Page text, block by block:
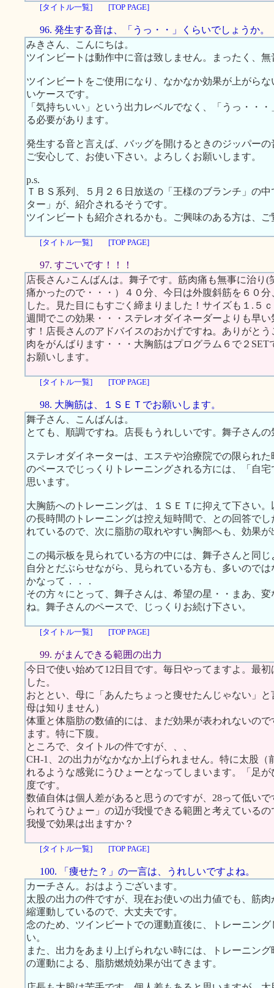
[タイトル一覧] [TOP PAGE]
96. 発生する音は、「うっ・・」くらいでしょうか。
みきさん、こんにちは。
ツインビートは動作中に音は致しません。まったく、
ツインビートをご使用になり、なかなか効果が上がら
いケースです。
「気持ちいい」という出力レベルでなく、「うっ・・
る必要があります。
発生する音と言えば、バッグを開けるときのジッパー
ご安心して、お使い下さい。よろしくお願いします。
p.s.
ＴＢＳ系列、５月２６日放送の「王様のブランチ」の
ター」が、紹介されるそうです。
ツインビートも紹介されるかも。ご興味のある方は、ご
[タイトル一覧] [TOP PAGE]
97. すごいです！！！
店長さん♪こんばんは。舞子です。筋肉痛も無事に治り
痛かったので・・・）４０分、今日は外腹斜筋を６０
した。見た目にもすごく締まりました！サイズも１.５
週間でこの効果・・・ステレオダイネーダーよりも早
す！店長さんのアドバイスのおかげですね。ありがと
肉をがんばります・・・大胸筋はプログラム６で２
お願いします。
[タイトル一覧] [TOP PAGE]
98. 大胸筋は、１ＳＥＴでお願いします。
舞子さん、こんばんは。
とても、順調ですね。店長もうれしいです。舞子さん
ステレオダイネーターは、エステや治療院での限られ
のペースでじっくりトレーニングされる方には、「自
思います。
大胸筋へのトレーニングは、１ＳＥＴに抑えて下さい
の長時間のトレーニングは控え短時間で、との回答で
れているので、次に脂肪の取れやすい胸部へも、効果
この掲示板を見られている方の中には、舞子さんと同
自分とだぶらせながら、見られている方も、多いので
かなって．．．
その方々にとって、舞子さんは、希望の星・・まあ、
ね。舞子さんのペースで、じっくりお続け下さい。
[タイトル一覧] [TOP PAGE]
99. がまんできる範囲の出力
今日で使い始めて12日目です。毎日やってますよ。最
した。
おととい、母に「あんたちょっと痩せたんじゃない」
母は知りません）
体重と体脂肪の数値的には、まだ効果が表われないの
ます。特に下腹。
ところで、タイトルの件ですが、、、
CH-1、2の出力がなかなか上げられません。特に太股
れるような感覚にうひょーとなってしまいます。「足
度です。
数値自体は個人差があると思うのですが、28って低い
られてうひょー」の辺が我慢できる範囲と考えている
我慢で効果は出ますか？
[タイトル一覧] [TOP PAGE]
100. 「痩せた？」の一言は、うれしいですよね。
カーチさん。おはようございます。
太股の出力の件ですが、現在お使いの出力値でも、筋
縮運動しているので、大丈夫です。
念のため、ツインビートでの運動直後に、トレーニン
い。
また、出力をあまり上げられない時には、トレーニン
の運動による、脂肪燃焼効果が出てきます。